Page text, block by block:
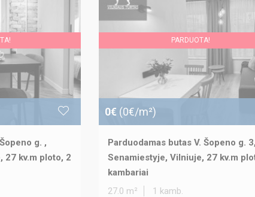
g. ,
27 kv.m ploto, 2
PARDUOTA!
0€ (0€/m²)
Parduodamas butas V. Šopeno g. 3,
Senamiestyje, Vilniuje, 27 kv.m
kambariai
27.0 m²
1 kamb.